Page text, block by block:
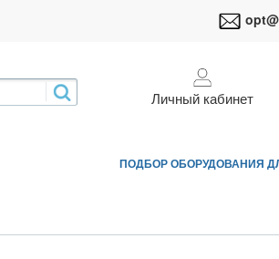
Личный кабинет
ПОДБОР ОБОРУДОВАНИЯ